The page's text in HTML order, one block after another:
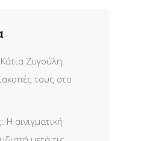
Ζυγούλη:
τους στο
Η αινιγματική